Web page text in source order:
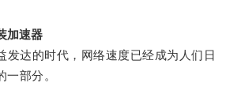
加速器
达的时代，网络速度已经成为人们日
部分。